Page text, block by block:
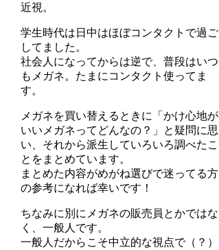
近視。
学生時代は日中はほぼコンタクトで過ご
してました。
社会人になってからは逆で、普段はいつ
もメガネ。たまにコンタクト使ってま
す。
メガネを買い替えるときに「かけ心地が
いいメガネってどんなの？」と疑問に思
い、それから派生していろいろ調べたこ
とをまとめています。
まとめた内容がめがね選びで迷ってる方
の参考になれば幸いです！
ちなみに別にメガネの販売員とかではな
く、一般人です。
一般人だからこそ中立的な視点で（？）